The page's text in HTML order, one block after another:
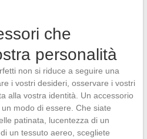
che
personalità
non si riduce a seguire una
i vostri desideri, osservare i vostri
alla vostra identità. Un accessorio
modo di essere. Che siate
patinata, lucentezza di un
un tessuto aereo, scegliete